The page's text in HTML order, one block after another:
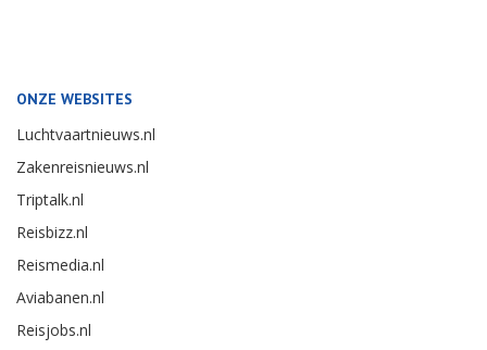
ONZE WEBSITES
Luchtvaartnieuws.nl
Zakenreisnieuws.nl
Triptalk.nl
Reisbizz.nl
Reismedia.nl
Aviabanen.nl
Reisjobs.nl